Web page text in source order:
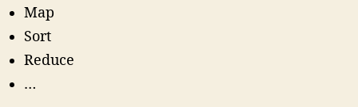
Map
Sort
Reduce
…